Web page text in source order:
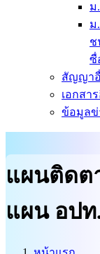
ม
ม
ช
ซื่
สัญญา
เอกสา
ข้อมูลข่
แผนติดต
แผน อปท